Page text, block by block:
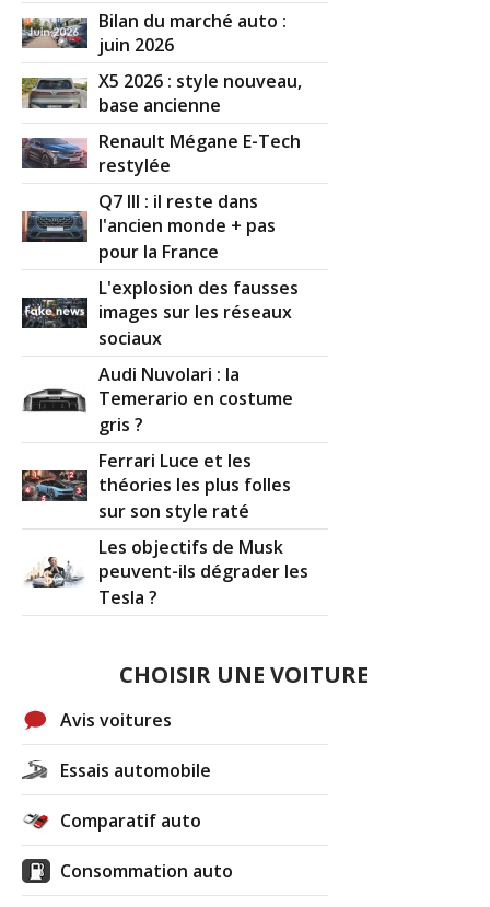
Bilan du marché auto :
juin 2026
X5 2026 : style nouveau,
base ancienne
Renault Mégane E-Tech
restylée
Q7 III : il reste dans
l'ancien monde + pas
pour la France
L'explosion des fausses
images sur les réseaux
sociaux
Audi Nuvolari : la
Temerario en costume
gris ?
Ferrari Luce et les
théories les plus folles
sur son style raté
Les objectifs de Musk
peuvent-ils dégrader les
Tesla ?
CHOISIR UNE VOITURE
Avis voitures
Essais automobile
Comparatif auto
Consommation auto